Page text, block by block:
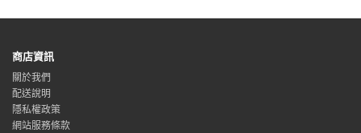
商店資訊
關於我們
配送說明
隱私權政策
網站服務條款